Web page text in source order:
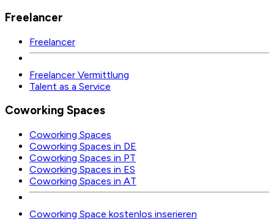
Freelancer
Freelancer
Freelancer Vermittlung
Talent as a Service
Coworking Spaces
Coworking Spaces
Coworking Spaces in DE
Coworking Spaces in PT
Coworking Spaces in ES
Coworking Spaces in AT
Coworking Space kostenlos inserieren